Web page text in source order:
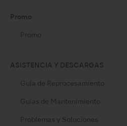
Promo
Promo
ASISTENCIA Y DESCARGAS
Guía de Reprocesamiento
Guías de Mantenimiento
Problemas y Soluciones